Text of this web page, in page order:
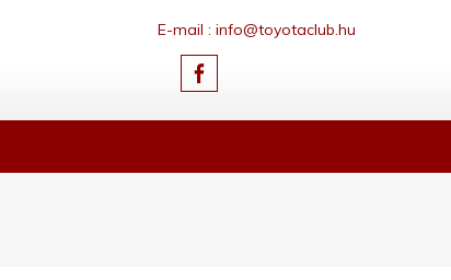
E-mail : info@toyotaclub.hu